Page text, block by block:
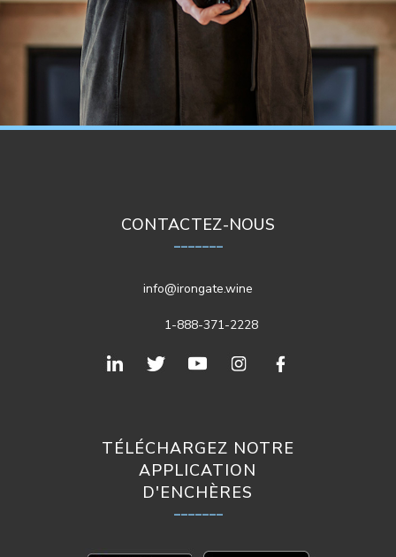
CONTACTEZ-NOUS
_______
info@irongate.wine
1-888-371-2228
TÉLÉCHARGEZ NOTRE
APPLICATION
D'ENCHÈRES
_______